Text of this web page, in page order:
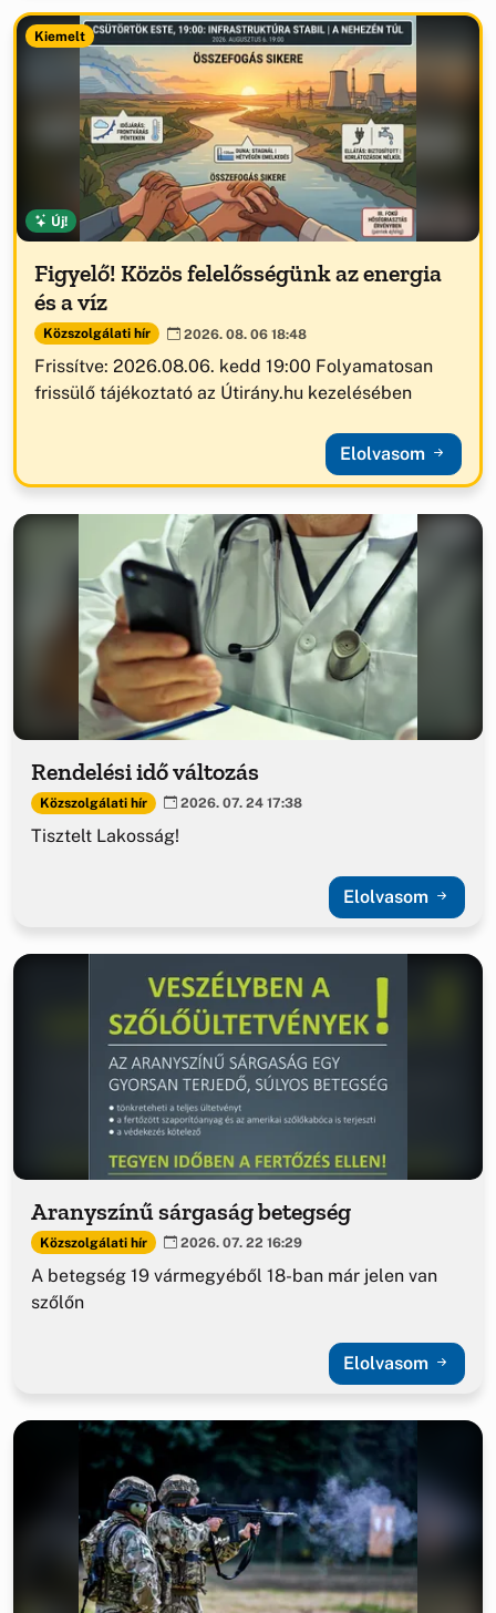
Kiemelt
Új!
Figyelő! Közös felelősségünk az energia
és a víz
Közszolgálati hír 2026. 08. 06 18:48
Frissítve: 2026.08.06. kedd 19:00 Folyamatosan
frissülő tájékoztató az Útirány.hu kezelésében
Elolvasom
Rendelési idő változás
Közszolgálati hír 2026. 07. 24 17:38
Tisztelt Lakosság!
Elolvasom
Aranyszínű sárgaság betegség
Közszolgálati hír 2026. 07. 22 16:29
A betegség 19 vármegyéből 18-ban már jelen van
szőlőn
Elolvasom